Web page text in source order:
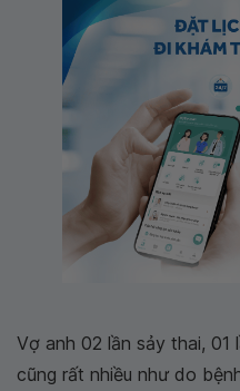
Vợ anh 02 lần sảy thai, 01
cũng rất nhiều như do